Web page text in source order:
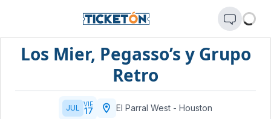
Los Mier, Pegasso’s y Grupo
Retro
JUL VIE
17 El Parral West - Houston